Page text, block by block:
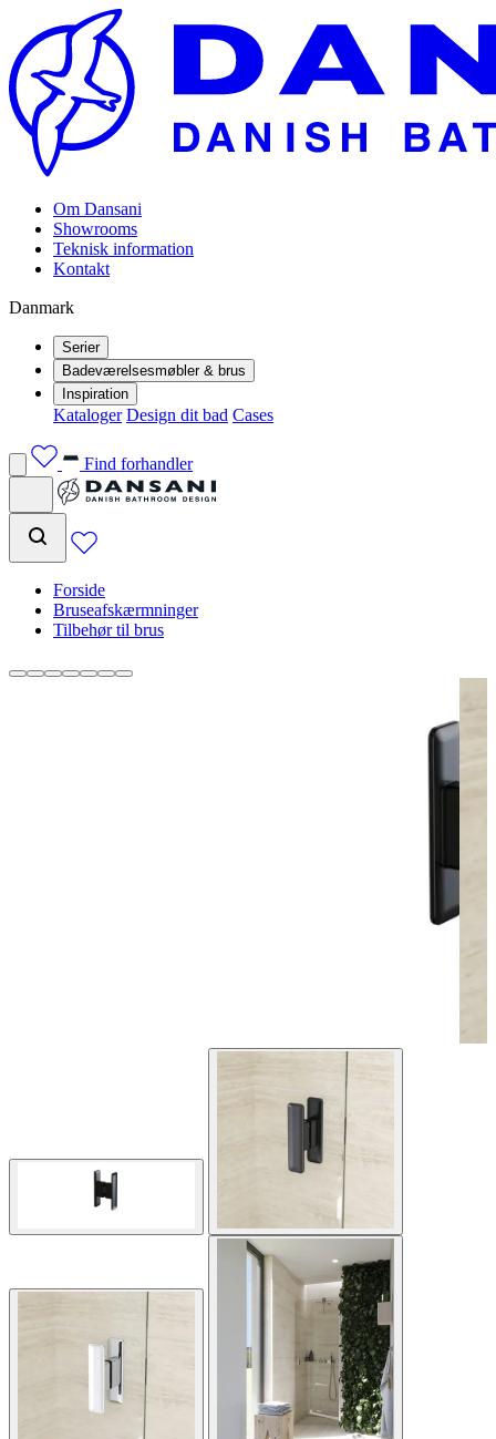
Om Dansani
Showrooms
Teknisk information
Kontakt
Danmark
Serier
Badeværelsesmøbler & brus
Inspiration
Kataloger Design dit bad Cases
Find forhandler
Forside
Bruseafskærmninger
Tilbehør til brus